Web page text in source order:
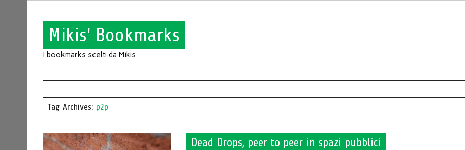
Mikis' Bookmarks
I bookmarks scelti da Mikis
Tag Archives: p2p
Dead Drops, peer to peer in spazi pubblici